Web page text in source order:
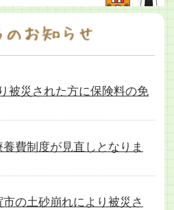
被災された方に保険料の免
費制度が見直しとなりま
の土砂崩れにより被災さ